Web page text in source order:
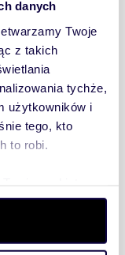
danych
Twoje
z takich
tychże,
użytkowników i
tego, kto
to robi.
preferencje w
cookie możesz
chwili.
.PDF